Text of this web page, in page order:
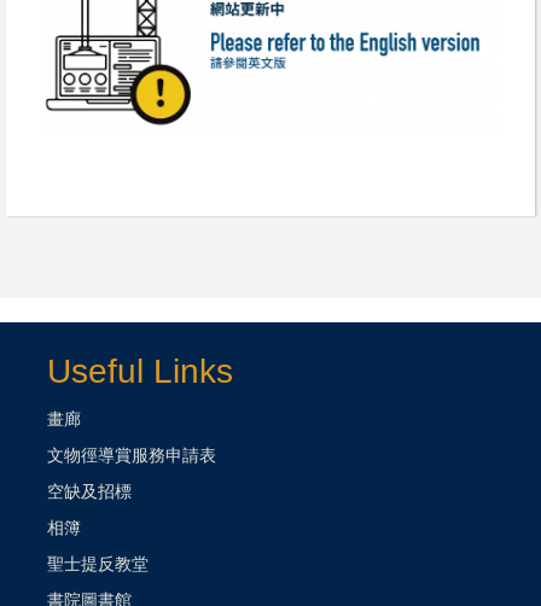
Useful Links
畫廊
文物徑導賞服務申請表
空缺及招標
相簿
聖士提反教堂
書院圖書館